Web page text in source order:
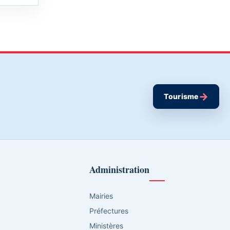
Tourisme→
Administration
Mairies
Préfectures
Ministères